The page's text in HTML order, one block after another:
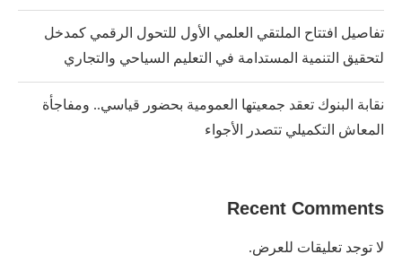
تفاصيل افتتاح الملتقي العلمي الأول للتحول الرقمي كمدخل
لتحقيق التنمية المستدامة في التعليم السياحي والتجاري
نقابة البنوك تعقد جمعيتها العمومية بحضور قياسي.. ومفاجأة
المعاش التكميلي تتصدر الأجواء
Recent Comments
لا توجد تعليقات للعرض.